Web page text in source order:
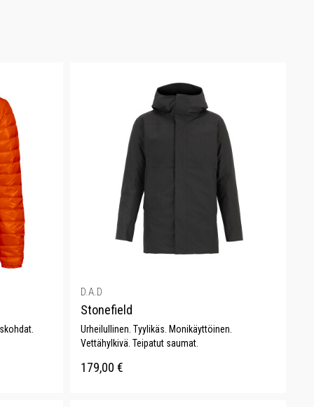
D.A.D
Stonefield
Urheilullinen. Tyylikäs. Monikäyttöinen.
Vettähylkivä. Teipatut saumat.
179,00 €